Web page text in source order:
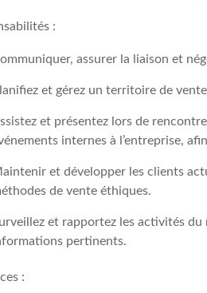
:
assurer la liaison et
et gérez un territoire de
et présentez lors de
internes à l’entreprise,
et développer les clients
de vente éthiques.
et rapportez les activités
pertinents.
: